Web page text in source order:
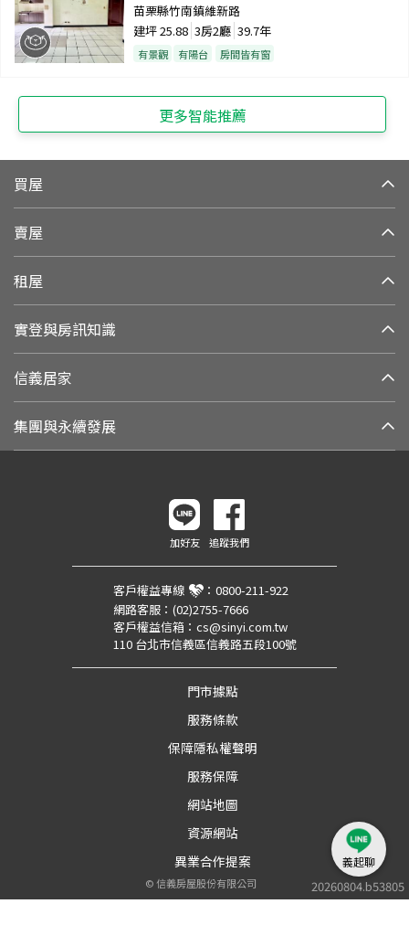
苗栗縣竹南鎮維新路
建坪25.88 3房2廳 39.7年
有景觀 有陽台 房間皆有窗
更多智能推薦
買屋
賣屋
租屋
實登與房訊知識
信義居家
集團與永續發展
20260804.b53805
加好友 追蹤我們
客戶權益專線 ： 0800-211-922
網路客服： (02)2755-7666
客戶權益信箱： cs@sinyi.com.tw
110 台北市信義區信義路五段100號
門市據點
服務條款
保障隱私權聲明
服務保障
網站地圖
資源網站
異業合作提案
©信義房屋股份有限公司
義起聊